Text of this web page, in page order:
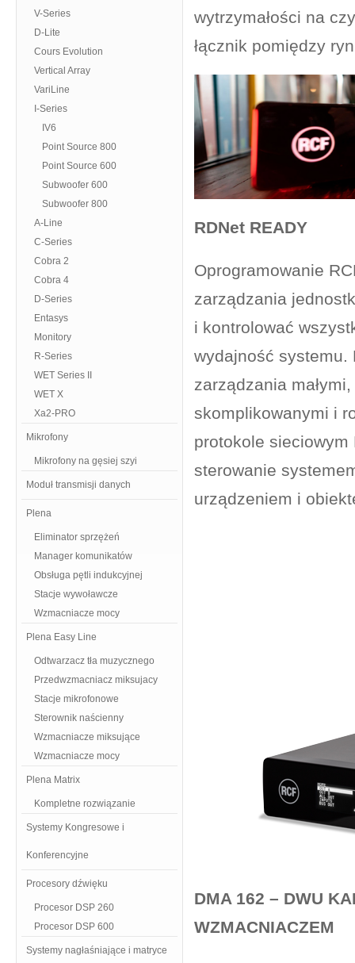
V-Series
D-Lite
Cours Evolution
Vertical Array
VariLine
I-Series
IV6
Point Source 800
Point Source 600
Subwoofer 600
Subwoofer 800
A-Line
C-Series
Cobra 2
Cobra 4
D-Series
Entasys
Monitory
R-Series
WET Series II
WET X
Xa2-PRO
Mikrofony
Mikrofony na gęsiej szyi
Moduł transmisji danych
Plena
Eliminator sprzężeń
Manager komunikatów
Obsługa pętli indukcyjnej
Stacje wywoławcze
Wzmacniacze mocy
Plena Easy Line
Odtwarzacz tła muzycznego
Przedwzmacniacz miksujacy
Stacje mikrofonowe
Sterownik naścienny
Wzmacniacze miksujące
Wzmacniacze mocy
Plena Matrix
Kompletne rozwiązanie
Systemy Kongresowe i
Konferencyjne
Procesory dźwięku
Procesor DSP 260
Procesor DSP 600
Systemy nagłaśniające i matryce
wytrzymałości na
łącznik pomiędzy
RDNet READY
Oprogramowanie
zarządzania
i kontrolować
wydajność systemu.
zarządzania
skomplikowanymi i
protokole
sterowanie
urządzeniem i
DMA 162 – DWU
WZMACNIACZEM